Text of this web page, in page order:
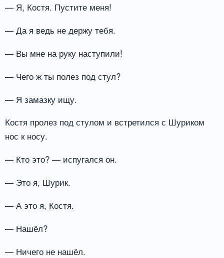
— Я, Костя. Пустите меня!
— Да я ведь не держу тебя.
— Вы мне на руку наступили!
— Чего ж ты полез под стул?
— Я замазку ищу.
Костя пролез под стулом и встретился с Шуриком
нос к носу.
— Кто это? — испугался он.
— Это я, Шурик.
— А это я, Костя.
— Нашёл?
— Ничего не нашёл.